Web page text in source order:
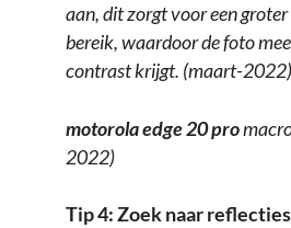
aan, dit zorgt voor een
bereik, waardoor de foto
contrast krijgt.
motorola edge 20 pro
2022)
Tip 4: Zoek naar reflecties